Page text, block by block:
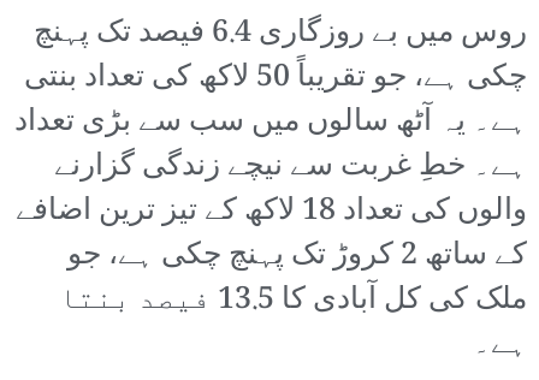
روس میں بے روزگاری 6.4 فیصد تک پہنچ
چکی ہے، جو تقریباً 50 لاکھ کی تعداد بنتی
ہے۔ یہ آٹھ سالوں میں سب سے بڑی تعداد
ہے۔ خطِ غربت سے نیچے زندگی گزارنے
والوں کی تعداد 18 لاکھ کے تیز ترین اضافے
کے ساتھ 2 کروڑ تک پہنچ چکی ہے، جو
ملک کی کل آبادی کا 13.5 فیصد بنتا
ہے۔